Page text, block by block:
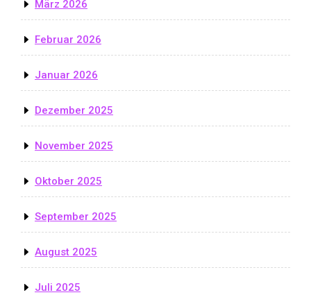
März 2026
Februar 2026
Januar 2026
Dezember 2025
November 2025
Oktober 2025
September 2025
August 2025
Juli 2025